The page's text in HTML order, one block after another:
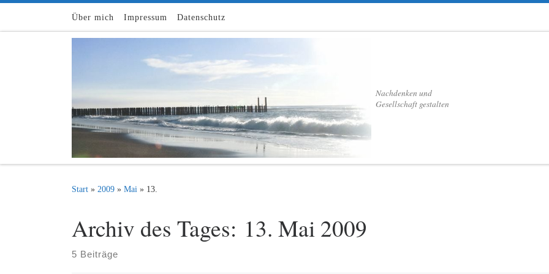
Zum Inhalt springen
Über mich Impressum Datenschutz
Nachdenken und
Gesellschaft gestalten
Start » 2009 » Mai » 13.
Archiv des Tages: 13. Mai 2009
5 Beiträge